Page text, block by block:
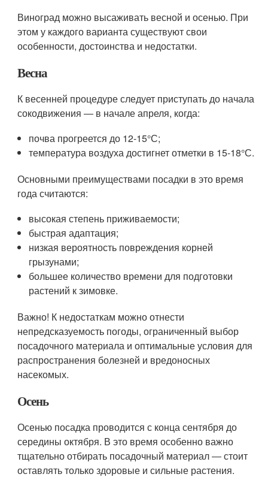
Виноград можно высаживать весной и осенью. При
этом у каждого варианта существуют свои
особенности, достоинства и недостатки.
Весна
К весенней процедуре следует приступать до начала
сокодвижения ― в начале апреля, когда:
почва прогреется до 12-15°С;
температура воздуха достигнет отметки в 15-18°С.
Основными преимуществами посадки в это время
года считаются:
высокая степень приживаемости;
быстрая адаптация;
низкая вероятность повреждения корней
грызунами;
большее количество времени для подготовки
растений к зимовке.
Важно! К недостаткам можно отнести
непредсказуемость погоды, ограниченный выбор
посадочного материала и оптимальные условия для
распространения болезней и вредоносных
насекомых.
Осень
Осенью посадка проводится с конца сентября до
середины октября. В это время особенно важно
тщательно отбирать посадочный материал ― стоит
оставлять только здоровые и сильные растения.